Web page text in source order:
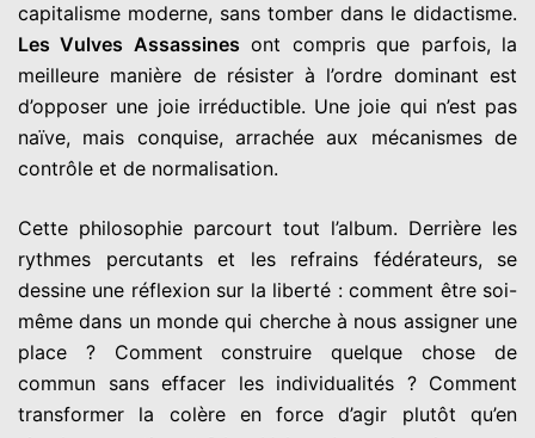
capitalisme moderne, sans tomber dans le didactisme.
Les Vulves Assassines ont compris que parfois, la
meilleure manière de résister à l’ordre dominant est
d’opposer une joie irréductible. Une joie qui n’est pas
naïve, mais conquise, arrachée aux mécanismes de
contrôle et de normalisation.
Cette philosophie parcourt tout l’album. Derrière les
rythmes percutants et les refrains fédérateurs, se
dessine une réflexion sur la liberté : comment être soi-
même dans un monde qui cherche à nous assigner une
place ? Comment construire quelque chose de
commun sans effacer les individualités ? Comment
transformer la colère en force d’agir plutôt qu’en